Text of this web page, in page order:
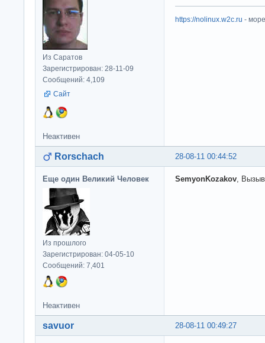
Из Саратов
Зарегистрирован: 28-11-09
Сообщений: 4,109
Сайт
https://nolinux.w2c.ru -
Неактивен
28-08-11 00:44:52
Rorschach
Еще один Великий Человек
Из прошлого
Зарегистрирован: 04-05-10
Сообщений: 7,401
SemyonKozakov,
Неактивен
28-08-11 00:49:27
savuor